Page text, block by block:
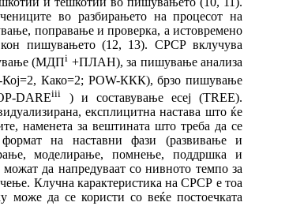
во разбирањето на процесот на
поправање и проверка, а истовремено
кон пишувањето (12, 13). СРСР вклучува
(МДПi +ПЛАН), за пишување анализа
Како=2; POW-ККК), брзо пишување
DAREiii
) и составување есеј (TREE).
експлицитна настава што ќе
наменета за вештината што треба да се
на наставни фази (развивање и
моделирање, помнење, поддршка и
да напредуваат со нивното темпо за
Клучна карактеристика на СРСР е тоа
може да се користи со веќе постоечката